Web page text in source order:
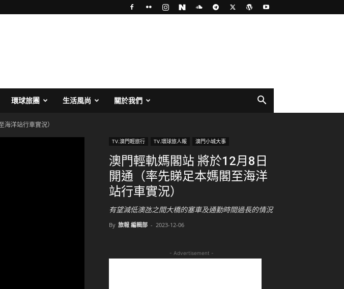
環球旅團 生活風尚 關於我們
洋站行車實況）
TV.澳門輕旅行 TV.環球旅人報 澳門小城大事
澳門輕軌媽閣站 將於12月8日
開通（率先睇足本媽閣至海洋
站行車實況）
有望減低澳氹之間大橋的塞車及通勤時間過長的情況
By 旅報 編輯部 - 2023-12-06
- Advertisement -